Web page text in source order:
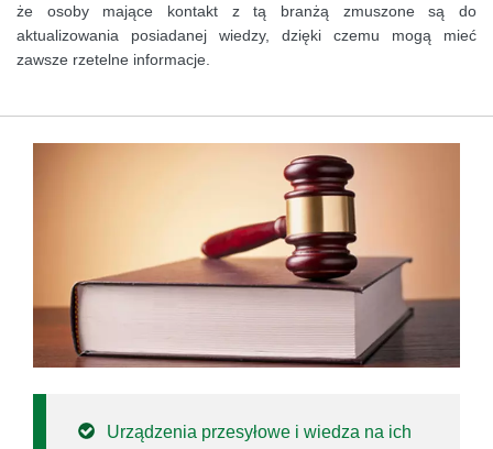
że osoby mające kontakt z tą branżą zmuszone są do
aktualizowania posiadanej wiedzy, dzięki czemu mogą mieć
zawsze rzetelne informacje.
Urządzenia przesyłowe i wiedza na ich